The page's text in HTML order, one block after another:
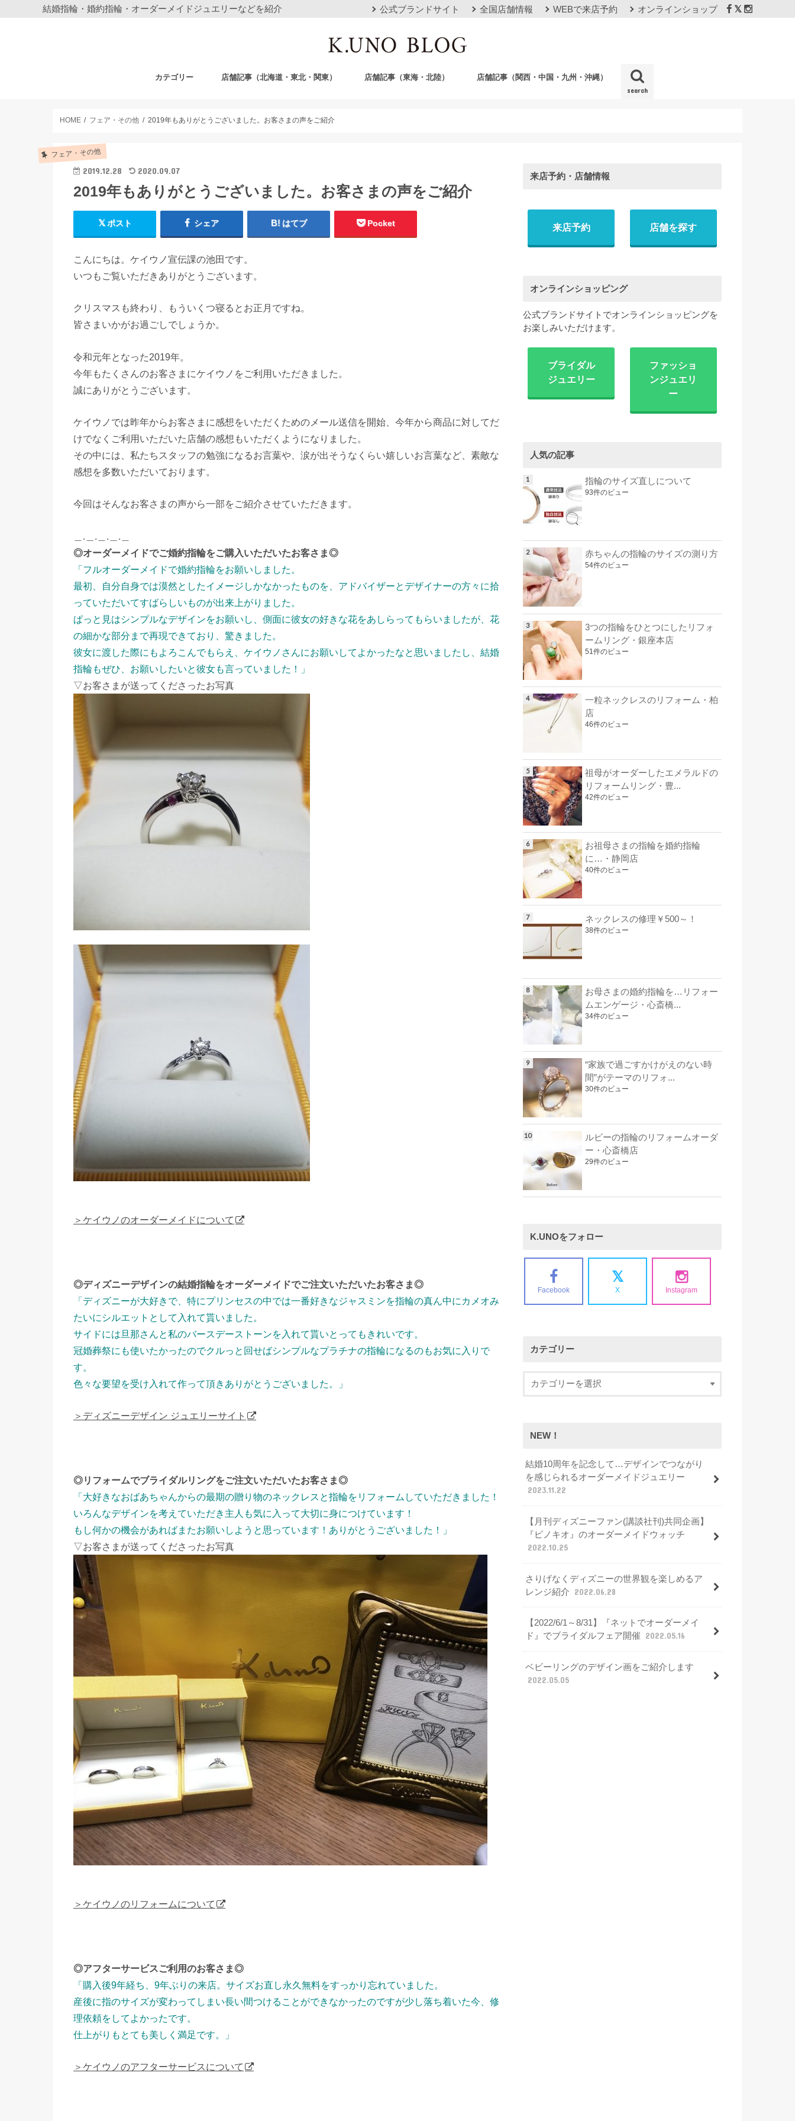
結婚指輪・婚約指輪・オーダーメイドジュエリーなどを紹介 公式ブランドサイト 全国店舗情報 WEBで来店予約 オンラインショップ
search
カテゴリー 店舗記事（北海道・東北・関東） 店舗記事（東海・北陸） 店舗記事（関西・中国・九州・沖縄）
HOME フェア・その他 2019年もありがとうございました。お客さまの声をご紹介
フェア・その他
2019.12.28 2020.09.07
2019年もありがとうございました。お客さまの声をご紹介
ポスト シェア はてブ Pocket
こんにちは。ケイウノ宣伝課の池田です。
いつもご覧いただきありがとうございます。
クリスマスも終わり、もういくつ寝るとお正月ですね。
皆さまいかがお過ごしでしょうか。
令和元年となった2019年。
今年もたくさんのお客さまにケイウノをご利用いただきました。
誠にありがとうございます。
ケイウノでは昨年からお客さまに感想をいただくためのメール送信を開始、今年から商品に対してだ
けでなくご利用いただいた店舗の感想もいただくようになりました。
その中には、私たちスタッフの勉強になるお言葉や、涙が出そうなくらい嬉しいお言葉など、素敵な
感想を多数いただいております。
今回はそんなお客さまの声から一部をご紹介させていただきます。
＿.＿.＿.＿.＿
◎オーダーメイドでご婚約指輪をご購入いただいたお客さま◎
「フルオーダーメイドで婚約指輪をお願いしました。
最初、自分自身では漠然としたイメージしかなかったものを、アドバイザーとデザイナーの方々に拾
っていただいてすばらしいものが出来上がりました。
ぱっと見はシンプルなデザインをお願いし、側面に彼女の好きな花をあしらってもらいましたが、花
の細かな部分まで再現できており、驚きました。
彼女に渡した際にもよろこんでもらえ、ケイウノさんにお願いしてよかったなと思いましたし、結婚
指輪もぜひ、お願いしたいと彼女も言っていました！」
▽お客さまが送ってくださったお写真
＞ケイウノのオーダーメイドについて
◎ディズニーデザインの結婚指輪をオーダーメイドでご注文いただいたお客さま◎
「ディズニーが大好きで、特にプリンセスの中では一番好きなジャスミンを指輪の真ん中にカメオみ
たいにシルエットとして入れて貰いました。
サイドには旦那さんと私のバースデーストーンを入れて貰いとってもきれいです。
冠婚葬祭にも使いたかったのでクルっと回せばシンプルなプラチナの指輪になるのもお気に入りで
す。
色々な要望を受け入れて作って頂きありがとうございました。」
＞ディズニーデザイン ジュエリーサイト
◎リフォームでブライダルリングをご注文いただいたお客さま◎
「大好きなおばあちゃんからの最期の贈り物のネックレスと指輪をリフォームしていただきました！
いろんなデザインを考えていただき主人も気に入って大切に身につけています！
もし何かの機会があればまたお願いしようと思っています！ありがとうございました！」
▽お客さまが送ってくださったお写真
＞ケイウノのリフォームについて
◎アフターサービスご利用のお客さま◎
「購入後9年経ち、9年ぶりの来店。 サイズお直し永久無料をすっかり忘れていました。
産後に指のサイズが変わってしまい長い間つけることができなかったのですが少し落ち着いた今、修
理依頼をしてよかったです。
仕上がりもとても美しく満足です。」
＞ケイウノのアフターサービスについて
来店予約・店舗情報
来店予約 店舗を探す
オンラインショッピング
公式ブランドサイトでオンラインショッピングを
お楽しみいただけます。
ブライダル
ジュエリー
ファッショ
ンジュエリ
ー
人気の記事
指輪のサイズ直しについて
93件のビュー
赤ちゃんの指輪のサイズの測り方
54件のビュー
3つの指輪をひとつにしたリフォ
ームリング・銀座本店
51件のビュー
一粒ネックレスのリフォーム・柏
店
46件のビュー
祖母がオーダーしたエメラルドの
リフォームリング・豊...
42件のビュー
お祖母さまの指輪を婚約指輪
に…・静岡店
40件のビュー
ネックレスの修理￥500～！
38件のビュー
お母さまの婚約指輪を…リフォー
ムエンゲージ・心斎橋...
34件のビュー
“家族で過ごすかけがえのない時
間”がテーマのリフォ...
30件のビュー
ルビーの指輪のリフォームオーダ
ー・心斎橋店
29件のビュー
K.UNOをフォロー
Facebook X Instagram
カテゴリー
NEW！
結婚10周年を記念して…デザインでつながり
を感じられるオーダーメイドジュエリー
2023.11.22
【月刊ディズニーファン(講談社刊)共同企画】
『ピノキオ』のオーダーメイドウォッチ
2022.10.25
さりげなくディズニーの世界観を楽しめるア
レンジ紹介
2022.06.28
【2022/6/1～8/31】『ネットでオーダーメイ
ド』でブライダルフェア開催
2022.05.16
ベビーリングのデザイン画をご紹介します
2022.05.05